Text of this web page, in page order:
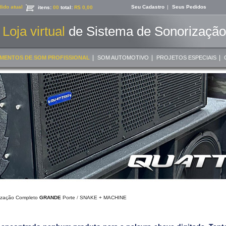
atual Seu Cadastro | Seus Pedidos
itens: 00 total: R$ 0,00
Loja virtual de Sistema de
DE SOM PROFISSIONAL SOM AUTOMOTIVO PROJETOS ESPECIAIS
Completo GRANDE Porte / SNAKE + MACHINE